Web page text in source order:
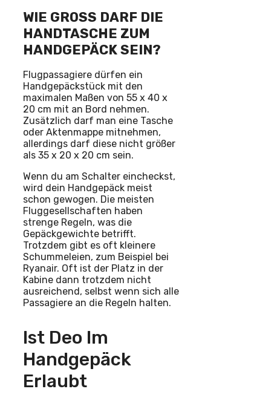
WIE GROSS DARF DIE H
ANDTASCHE ZUM H
ANDGEPÄCK SEIN?
Flugpassagiere dürfen ein
Handgepäckstück mit den
maximalen Maßen von 55 x 40 x
20 cm mit an Bord nehmen.
Zusätzlich darf man eine Tasche
oder Aktenmappe mitnehmen,
allerdings darf diese nicht größer
als 35 x 20 x 20 cm sein.
Wenn du am Schalter eincheckst,
wird dein Handgepäck meist
schon gewogen. Die meisten
Fluggesellschaften haben
strenge Regeln, was die
Gepäckgewichte betrifft.
Trotzdem gibt es oft kleinere
Schummeleien, zum Beispiel bei
Ryanair. Oft ist der Platz in der
Kabine dann trotzdem nicht
ausreichend, selbst wenn sich alle
Passagiere an die Regeln halten.
Ist Deo Im
Handgepäck
Erlaubt